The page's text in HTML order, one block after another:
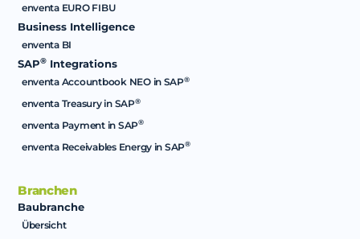
enventa EURO FIBU
Business Intelligence
enventa BI
SAP® Integrations
enventa Accountbook NEO in SAP®
enventa Treasury in SAP®
enventa Payment in SAP®
enventa Receivables Energy in SAP®
Branchen
Baubranche
Übersicht